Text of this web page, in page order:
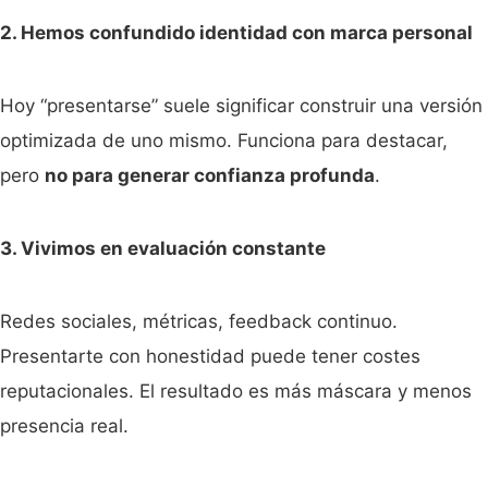
2. Hemos confundido identidad con marca personal
Hoy “presentarse” suele significar construir una versión
optimizada de uno mismo. Funciona para destacar,
pero no para generar confianza profunda.
3. Vivimos en evaluación constante
Redes sociales, métricas, feedback continuo.
Presentarte con honestidad puede tener costes
reputacionales. El resultado es más máscara y menos
presencia real.